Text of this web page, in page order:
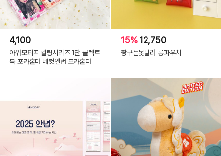
4,100
아워모티프 퀼팅시리즈 1단 콜렉트
북 포카홀더 네컷앨범 포카홀더
15%12,750
짱구는못말려 롱파우치